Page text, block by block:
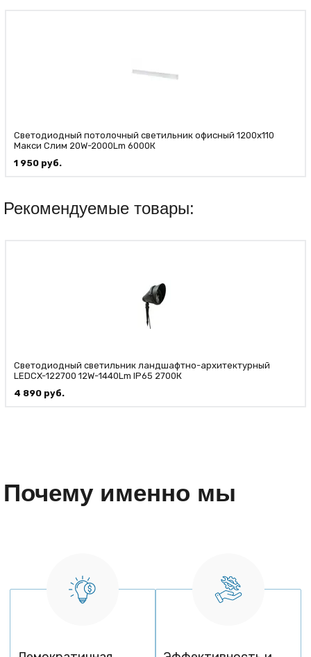
Светодиодный потолочный светильник офисный 1200х110
Макси Слим 20W-2000Lm 6000К
1 950 руб.
Рекомендуемые товары:
Светодиодный светильник ландшафтно-архитектурный
LEDCX-122700 12W-1440Lm IP65 2700К
4 890 руб.
Почему именно мы